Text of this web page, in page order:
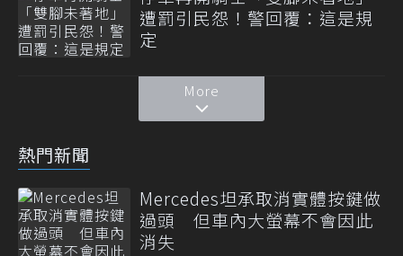
遭罰引民怨！警回覆：這是規
定
More
熱門新聞
Mercedes坦承取消實體按鍵做
過頭 但車內大螢幕不會因此
消失